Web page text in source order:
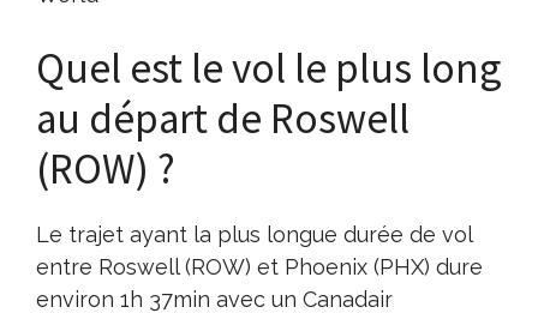
Quel est le vol le plus long
au départ de Roswell
(ROW) ?
Le trajet ayant la plus longue durée de vol
entre Roswell (ROW) et Phoenix (PHX) dure
environ 1h 37min avec un Canadair